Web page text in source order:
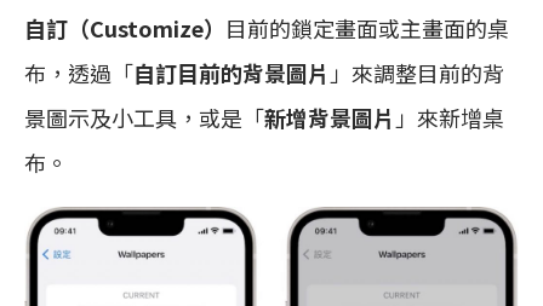
自訂（Customize） 目前的鎖定畫面或主畫面的桌
布，透過「自訂目前的背景圖片 」來調整目前的背
景圖示及小工具，或是「新增背景圖片 」來新增桌
布。